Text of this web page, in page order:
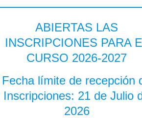
ABIERTAS LAS
INSCRIPCIONES PARA
CURSO 2026-2027
Fecha límite de recepción
Inscripciones: 21 de Julio
2026